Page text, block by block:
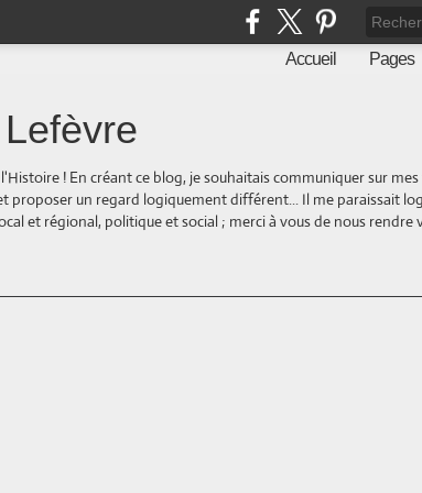
Accueil Pages
! En créant ce blog, je souhaitais communiquer sur
proposer un regard logiquement différent... Il me paraissait
et régional, politique et social ; merci à vous de nous rendre